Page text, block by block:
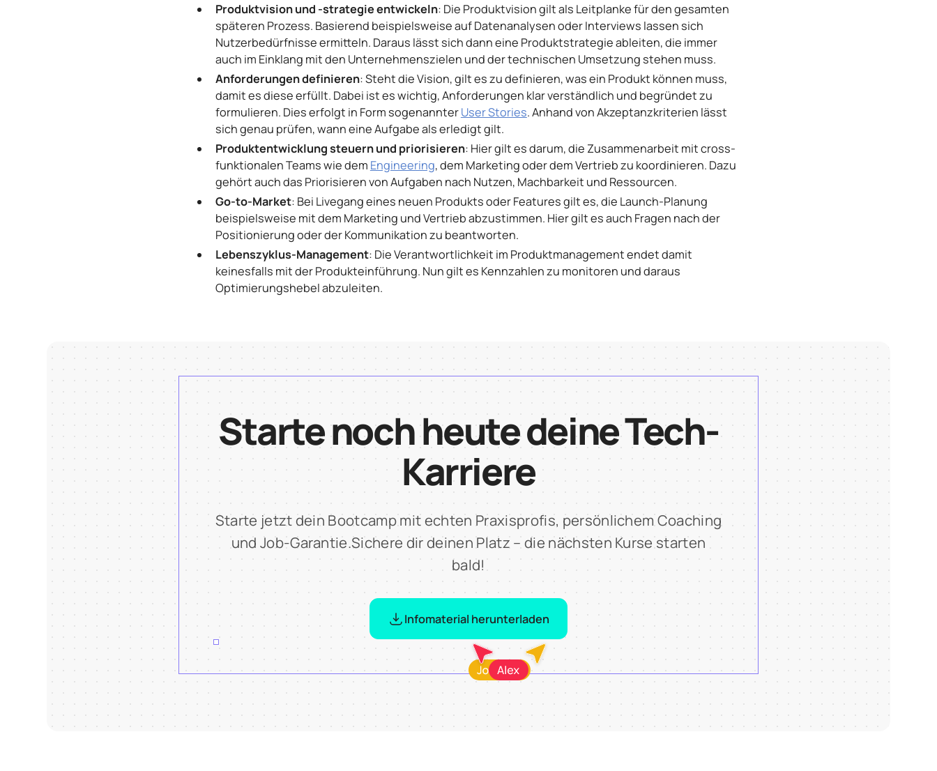
Produktvision und -strategie entwickeln: Die Produktvision gilt als Leitplanke für den gesamten
späteren Prozess. Basierend beispielsweise auf Datenanalysen oder Interviews lassen sich
Nutzerbedürfnisse ermitteln. Daraus lässt sich dann eine Produktstrategie ableiten, die immer
auch im Einklang mit den Unternehmenszielen und der technischen Umsetzung stehen muss.
Anforderungen definieren: Steht die Vision, gilt es zu definieren, was ein Produkt können muss,
damit es diese erfüllt. Dabei ist es wichtig, Anforderungen klar verständlich und begründet zu
formulieren. Dies erfolgt in Form sogenannterUser Stories. Anhand von Akzeptanzkriterien lässt
sich genau prüfen, wann eine Aufgabe als erledigt gilt.
Produktentwicklung steuern und priorisieren: Hier gilt es darum, die Zusammenarbeit mit cross-
funktionalen Teams wie dem Engineering, dem Marketing oder dem Vertrieb zu koordinieren. Dazu
gehört auch das Priorisieren von Aufgaben nach Nutzen, Machbarkeit und Ressourcen.
Go-to-Market: Bei Livegang eines neuen Produkts oder Features gilt es, die Launch-Planung
beispielsweise mit dem Marketing und Vertrieb abzustimmen. Hier gilt es auch Fragen nach der
Positionierung oder der Kommunikation zu beantworten.
Lebenszyklus-Management: Die Verantwortlichkeit im Produktmanagement endet damit
keinesfalls mit der Produkteinführung. Nun gilt es Kennzahlen zu monitoren und daraus
Optimierungshebel abzuleiten.
Starte noch heute deine Tech-
Karriere
Starte jetzt dein Bootcamp mit echten Praxisprofis, persönlichem Coaching
und Job-Garantie.Sichere dir deinen Platz – die nächsten Kurse starten
bald!
Infomaterial herunterladen